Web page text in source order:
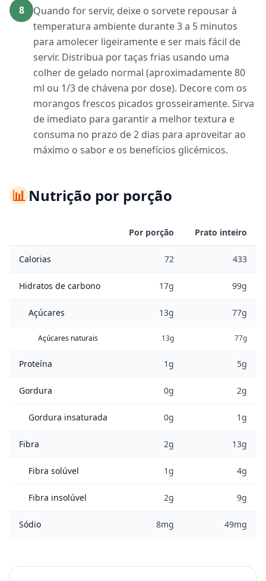
8
Quando for servir, deixe o sorvete repousar à
temperatura ambiente durante 3 a 5 minutos
para amolecer ligeiramente e ser mais fácil de
servir. Distribua por taças frias usando uma
colher de gelado normal (aproximadamente 80
ml ou 1/3 de chávena por dose). Decore com os
morangos frescos picados grosseiramente. Sirva
de imediato para garantir a melhor textura e
consuma no prazo de 2 dias para aproveitar ao
máximo o sabor e os benefícios glicémicos.
📊Nutrição por porção
Por porção Prato inteiro
Calorias 72 433
Hidratos de carbono 17g 99g
Açúcares 13g 77g
Açúcares naturais 13g 77g
Proteína 1g 5g
Gordura 0g 2g
Gordura insaturada 0g 1g
Fibra 2g 13g
Fibra solúvel 1g 4g
Fibra insolúvel 2g 9g
Sódio 8mg 49mg